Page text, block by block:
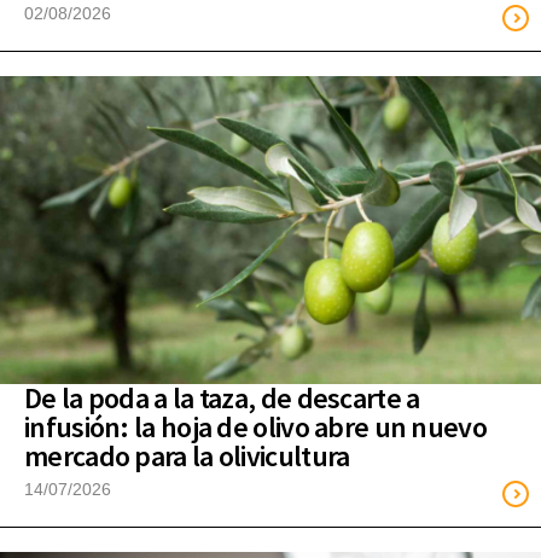
02/08/2026
De la poda a la taza, de descarte a
infusión: la hoja de olivo abre un nuevo
mercado para la olivicultura
14/07/2026